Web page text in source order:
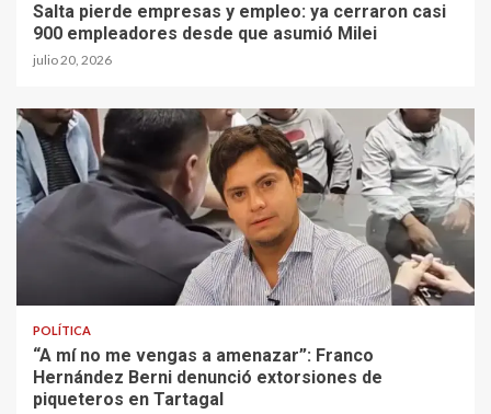
Salta pierde empresas y empleo: ya cerraron casi
900 empleadores desde que asumió Milei
julio 20, 2026
POLÍTICA
“A mí no me vengas a amenazar”: Franco
Hernández Berni denunció extorsiones de
piqueteros en Tartagal